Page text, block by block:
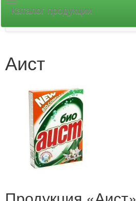
Каталог продукции
Аист